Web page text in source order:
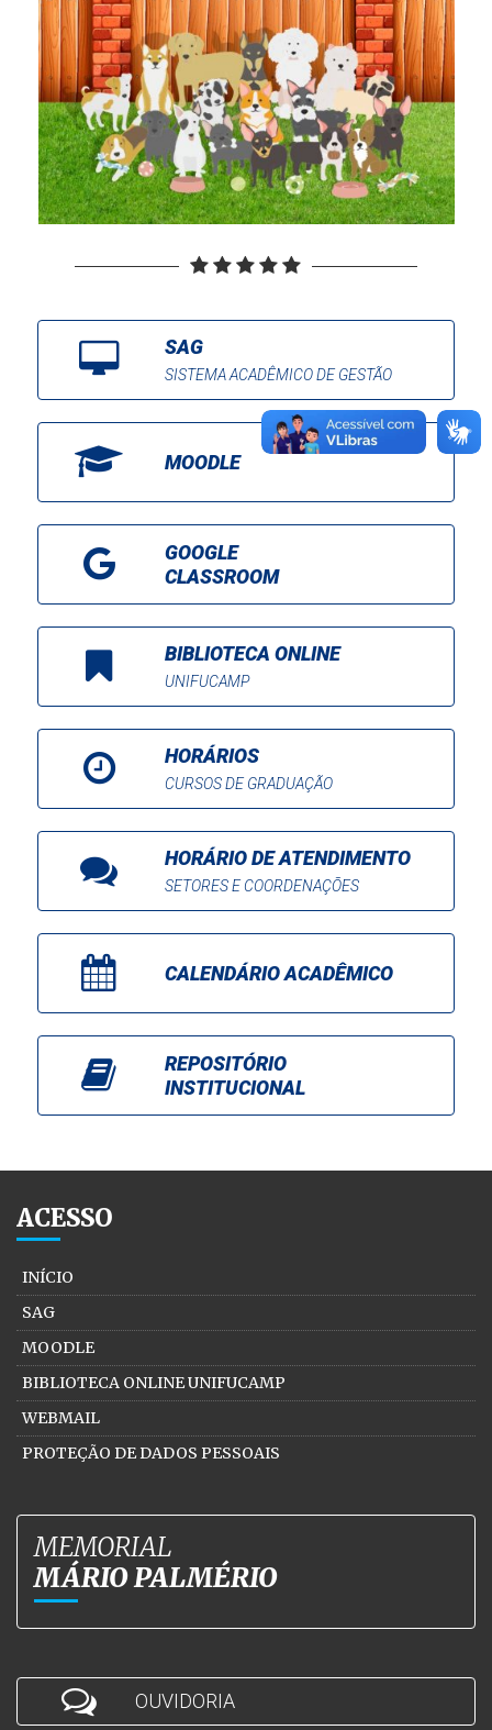
SAG
SISTEMA ACADÊMICO DE GESTÃO
MOODLE
GOOGLE
CLASSROOM
BIBLIOTECA ONLINE
UNIFUCAMP
HORÁRIOS
CURSOS DE GRADUAÇÃO
HORÁRIO DE ATENDIMENTO
SETORES E COORDENAÇÕES
CALENDÁRIO ACADÊMICO
REPOSITÓRIO
INSTITUCIONAL
ACESSO
INÍCIO
SAG
MOODLE
BIBLIOTECA ONLINE UNIFUCAMP
WEBMAIL
PROTEÇÃO DE DADOS PESSOAIS
MEMORIAL
MÁRIO PALMÉRIO
OUVIDORIA